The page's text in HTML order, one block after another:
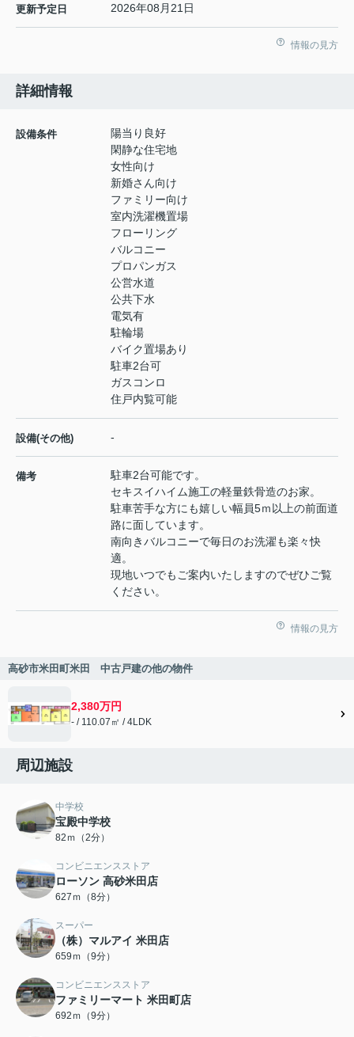
更新予定日 2026年08月21日
情報の見方
詳細情報
設備条件
陽当り良好
閑静な住宅地
女性向け
新婚さん向け
ファミリー向け
室内洗濯機置場
フローリング
バルコニー
プロパンガス
公営水道
公共下水
電気有
駐輪場
バイク置場あり
駐車2台可
ガスコンロ
住戸内覧可能
設備(その他) -
備考
駐車2台可能です。
セキスイハイム施工の軽量鉄骨造のお家。
駐車苦手な方にも嬉しい幅員5ｍ以上の前面道
路に面しています。
南向きバルコニーで毎日のお洗濯も楽々快
適。
現地いつでもご案内いたしますのでぜひご覧
ください。
情報の見方
高砂市米田町米田 中古戸建の他の物件
2,380万円
- / 110.07㎡ / 4LDK
周辺施設
中学校
宝殿中学校
82ｍ（2分）
コンビニエンスストア
ローソン 高砂米田店
627ｍ（8分）
スーパー
（株）マルアイ 米田店
659ｍ（9分）
コンビニエンスストア
ファミリーマート 米田町店
692ｍ（9分）